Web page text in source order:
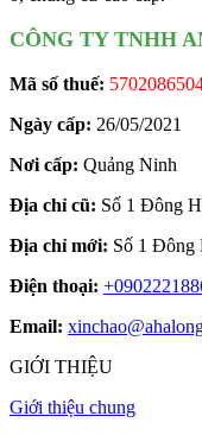
CÔNG TY TNHH
Mã số thuế:
Ngày cấp: 26/05/2021
Nơi cấp: Quảng Ninh
Địa chỉ cũ: Số 1 Đông
Địa chỉ mới: Số 1 Đông
Điện thoại:
Email:
GIỚI THIỆU
Giới thiệu chung